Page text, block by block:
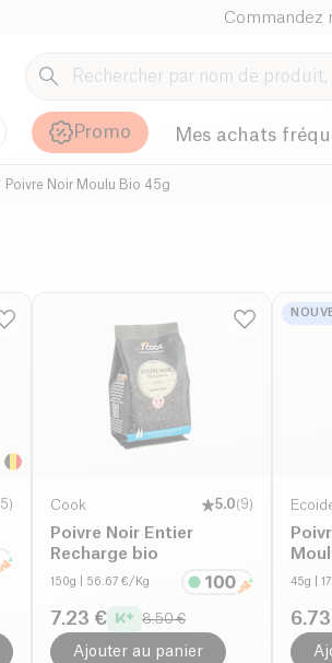
Commandez
Promo Mes achats
Poivre Noir Moulu Bio 45g
) Cook 5.0(9)
Poivre Noir Entier
Recharge bio
150g | 56.67 €/Kg
7.23 € 8.50 €
Ajouter au panier
45g |